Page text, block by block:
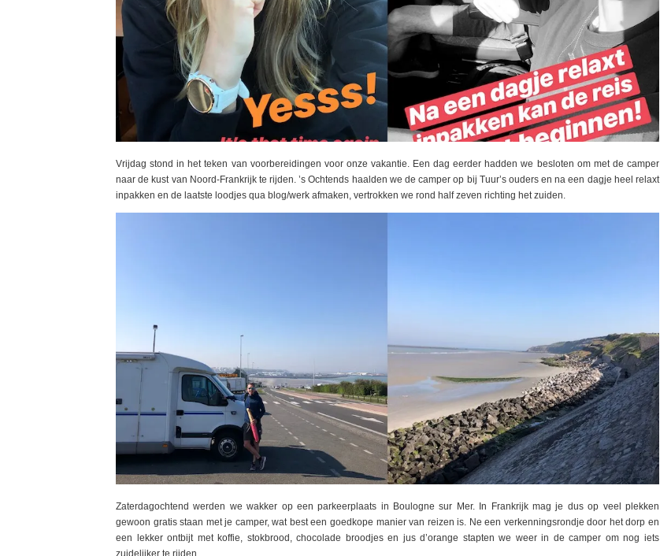
Vrijdag stond in het teken van voorbereidingen voor onze vakantie. Een dag eerder hadden we besloten om met de camper
naar de kust van Noord-Frankrijk te rijden. ’s Ochtends haalden we de camper op bij Tuur’s ouders en na een dagje heel relaxt
inpakken en de laatste loodjes qua blog/werk afmaken, vertrokken we rond half zeven richting het zuiden.
Zaterdagochtend werden we wakker op een parkeerplaats in Boulogne sur Mer. In Frankrijk mag je dus op veel plekken
gewoon gratis staan met je camper, wat best een goedkope manier van reizen is. Ne een verkenningsrondje door het dorp en
een lekker ontbijt met koffie, stokbrood, chocolade broodjes en jus d’orange stapten we weer in de camper om nog iets
zuidelijker te rijden.